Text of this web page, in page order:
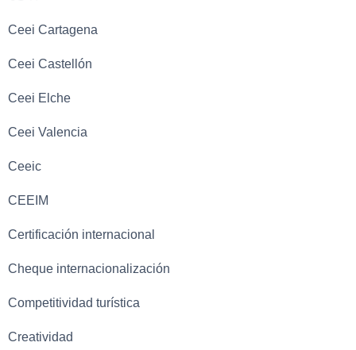
Ceei Cartagena
Ceei Castellón
Ceei Elche
Ceei Valencia
Ceeic
CEEIM
Certificación internacional
Cheque internacionalización
Competitividad turística
Creatividad